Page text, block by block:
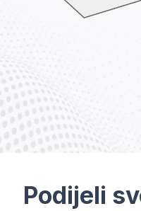
Podijeli